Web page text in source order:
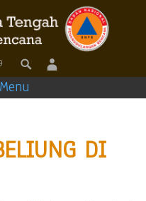
DI